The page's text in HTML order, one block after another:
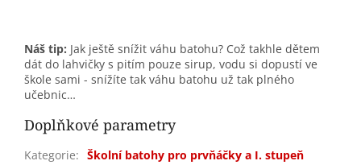
Náš tip: Jak ještě snížit váhu batohu? Což takhle dětem
dát do lahvičky s pitím pouze sirup, vodu si dopustí ve
škole sami - snížíte tak váhu batohu už tak plného
učebnic…
Doplňkové parametry
Kategorie: Školní batohy pro prvňáčky a I. stupeň